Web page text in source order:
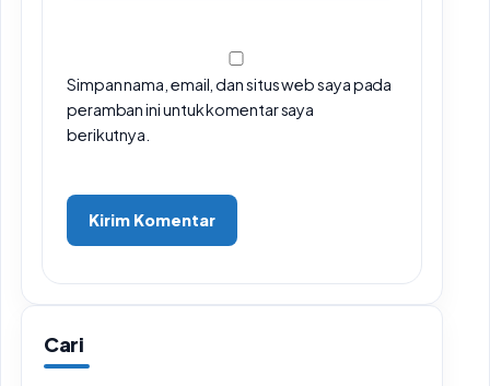
Simpan nama, email, dan situs web saya pada
peramban ini untuk komentar saya
berikutnya.
Cari